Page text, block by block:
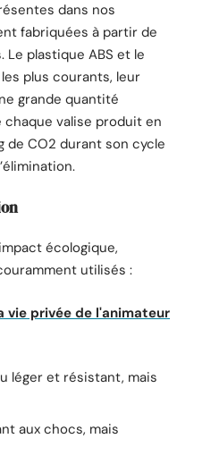
dans nos
fabriquées à partir de
Le plastique ABS et le
plus courants, leur
grande quantité
chaque valise produit en
de CO2 durant son cycle
écologique,
utilisés :
vie privée de l'animateur
léger et résistant, mais
aux chocs, mais